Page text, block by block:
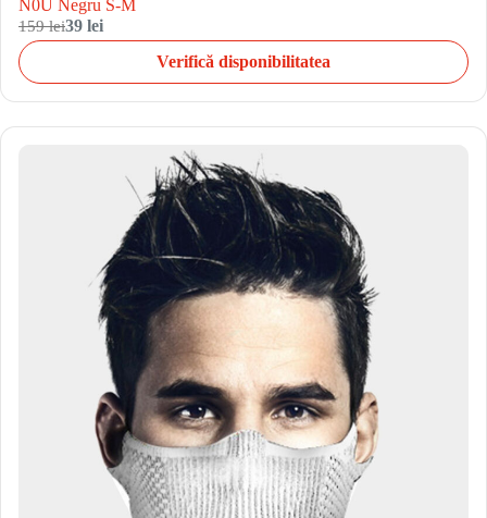
N0U Negru S-M
159 lei39 lei
Verifică disponibilitatea